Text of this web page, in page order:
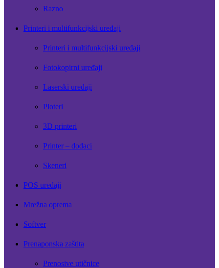
Razno
Printeri i multifunkcijski uređaji
Printeri i multifunkcijski uređaji
Fotokopirni uređaji
Laserski uređaji
Ploteri
3D printeri
Printer – dodaci
Skeneri
POS uređaji
Mrežna oprema
Softver
Prenaponska zaštita
Prenosive utičnice